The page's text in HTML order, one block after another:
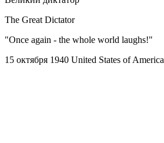
The Great Dictator
"Once again - the whole world laughs!"
15 октября 1940 United States of America